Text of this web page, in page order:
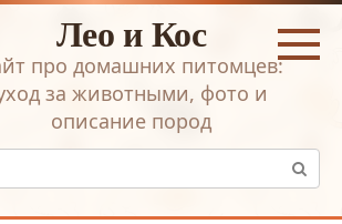
Лео и Кос
про домашних питомцев:
за животными, фото и
описание пород